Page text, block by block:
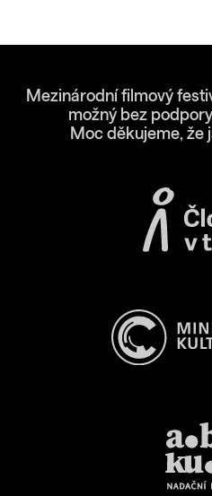
Mezinárodní filmový
možný bez
Moc děkujeme, že